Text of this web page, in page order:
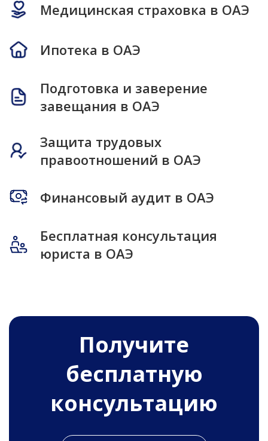
Медицинская страховка в ОАЭ
Ипотека в ОАЭ
Подготовка и заверение
завещания в ОАЭ
Защита трудовых
правоотношений в ОАЭ
Финансовый аудит в ОАЭ
Бесплатная консультация
юриста в ОАЭ
Получитe
бесплатную
консультацию